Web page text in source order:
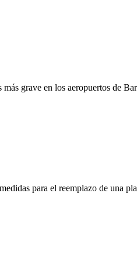
grave en los aeropuertos de
para el reemplazo de una